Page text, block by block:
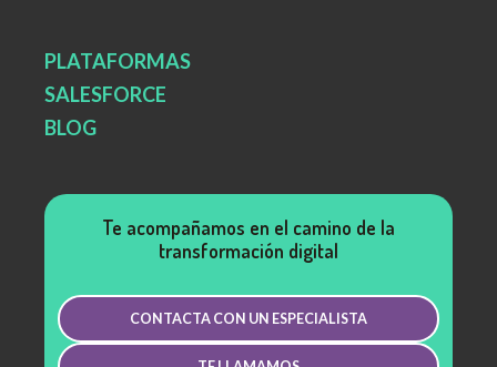
PLATAFORMAS
SALESFORCE
BLOG
Te acompañamos en el camino de la
transformación digital
CONTACTA CON UN ESPECIALISTA